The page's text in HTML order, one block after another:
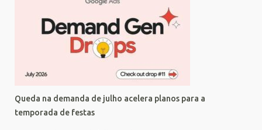
Queda na demanda de julho acelera planos para a
temporada de festas